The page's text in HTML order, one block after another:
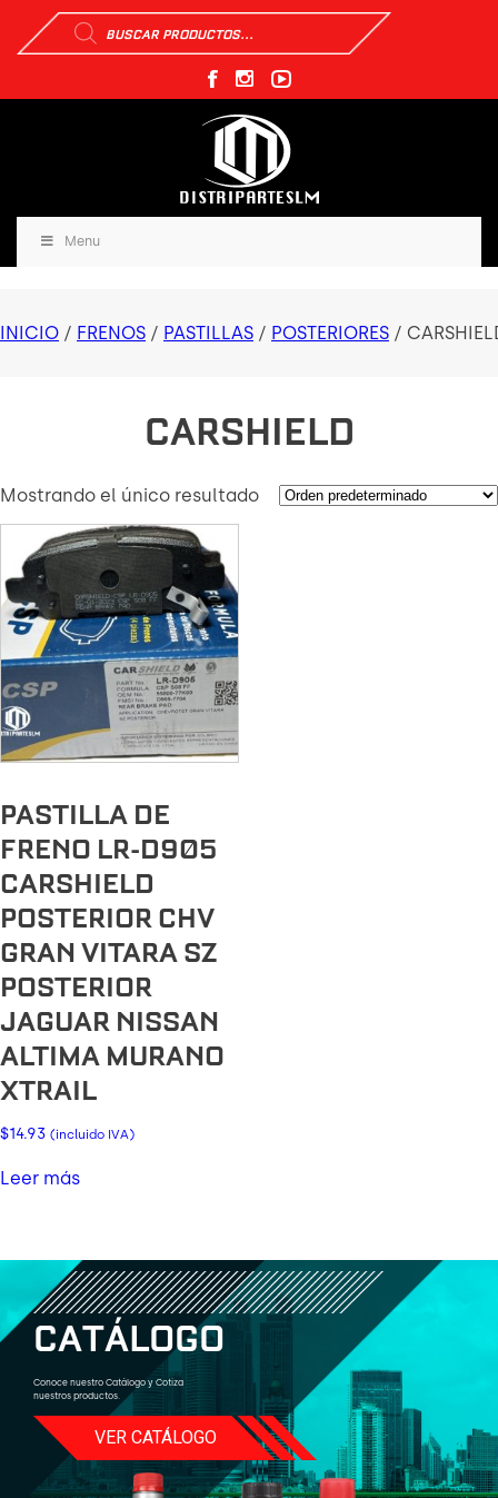
Búsqueda
de
productos
Menu
INICIO / FRENOS / PASTILLAS / POSTERIORES /
CARSHIELD
Mostrando el único resultado
PASTILLA DE
FRENO LR-D905
CARSHIELD
POSTERIOR CHV
GRAN VITARA SZ
POSTERIOR
JAGUAR NISSAN
ALTIMA MURANO
XTRAIL
$14.93 (incluido IVA)
Leer más
CATÁLOGO
Conoce nuestro Catálogo y Cotiza
nuestros productos.
VER CATÁLOGO